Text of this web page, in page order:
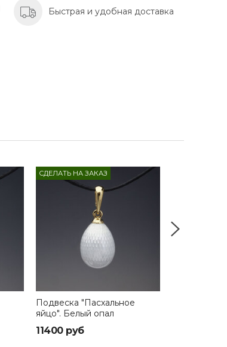
Быстрая и удобная доставка
СДЕЛАТЬ НА ЗАКАЗ
Подвеска "Пасхальное
яйцо". Белый опал
11400 руб